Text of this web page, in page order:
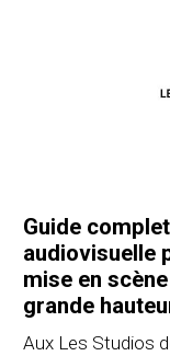
Guide
audiovisuelle
mise en
grande
Aux Les Studios